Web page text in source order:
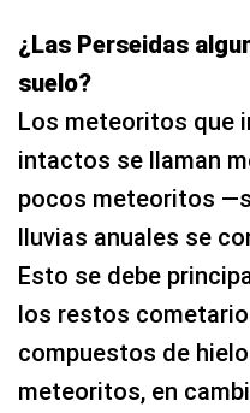
¿Las Perseidas
suelo?
Los meteoritos que
intactos se llaman
pocos meteoritos
lluvias anuales se
Esto se debe
los restos
compuestos de
meteoritos, en